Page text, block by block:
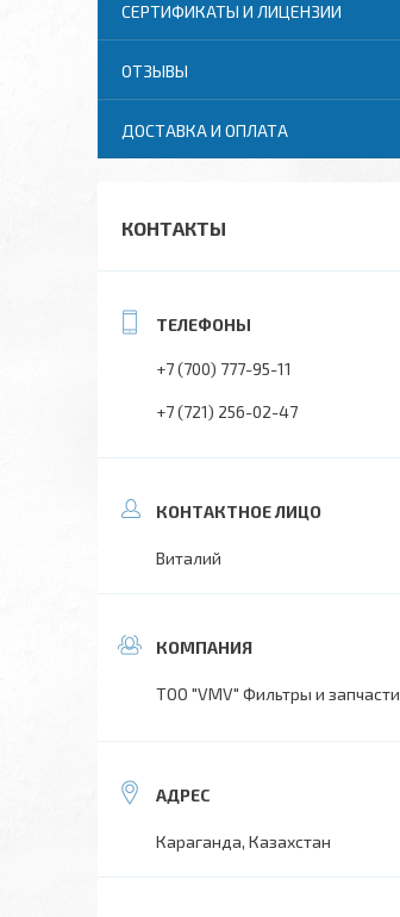
СЕРТИФИКАТЫ И ЛИЦЕНЗИИ
ОТЗЫВЫ
ДОСТАВКА И ОПЛАТА
КОНТАКТЫ
+7 (700) 777-95-11
+7 (721) 256-02-47
Виталий
ТОО "VMV" Фильтры и запчасти
Караганда, Казахстан